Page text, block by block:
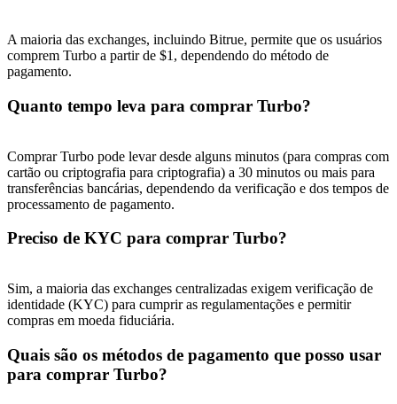
A maioria das exchanges, incluindo Bitrue, permite que os usuários
comprem Turbo a partir de $1, dependendo do método de
pagamento.
Quanto tempo leva para comprar Turbo?
Comprar Turbo pode levar desde alguns minutos (para compras com
cartão ou criptografia para criptografia) a 30 minutos ou mais para
transferências bancárias, dependendo da verificação e dos tempos de
processamento de pagamento.
Preciso de KYC para comprar Turbo?
Sim, a maioria das exchanges centralizadas exigem verificação de
identidade (KYC) para cumprir as regulamentações e permitir
compras em moeda fiduciária.
Quais são os métodos de pagamento que posso usar
para comprar Turbo?